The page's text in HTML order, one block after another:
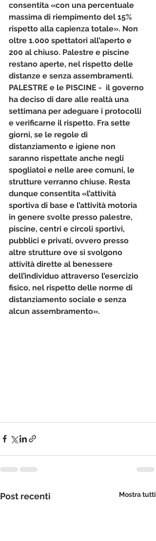
consentita «con una percentuale
massima di riempimento del 15%
rispetto alla capienza totale». Non
oltre 1.000 spettatori all’aperto e
200 al chiuso. Palestre e piscine
restano aperte, nel rispetto delle
distanze e senza assembramenti.
PALESTRE e le PISCINE -  il governo
ha deciso di dare alle realtà una
settimana per adeguare i protocolli
e verificarne il rispetto. Fra sette
giorni, se le regole di
distanziamento e igiene non
saranno rispettate anche negli
spogliatoi e nelle aree comuni, le
strutture verranno chiuse. Resta
dunque consentita «l’attività
sportiva di base e l’attività motoria
in genere svolte presso palestre,
piscine, centri e circoli sportivi,
pubblici e privati, ovvero presso
altre strutture ove si svolgono
attività dirette al benessere
dell’individuo attraverso l’esercizio
fisico, nel rispetto delle norme di
distanziamento sociale e senza
alcun assembramento».
Post recenti Mostra tutti